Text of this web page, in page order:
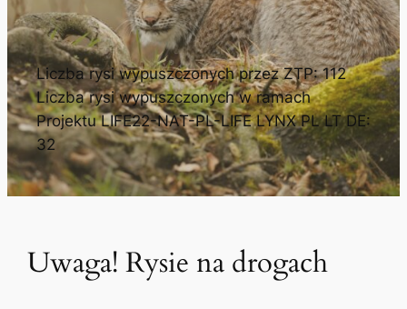
Liczba rysi wypuszczonych przez ZTP: 112
Liczba rysi wypuszczonych w ramach
Projektu LIFE22-NAT-PL-LIFE LYNX PL LT DE:
32
Uwaga! Rysie na drogach